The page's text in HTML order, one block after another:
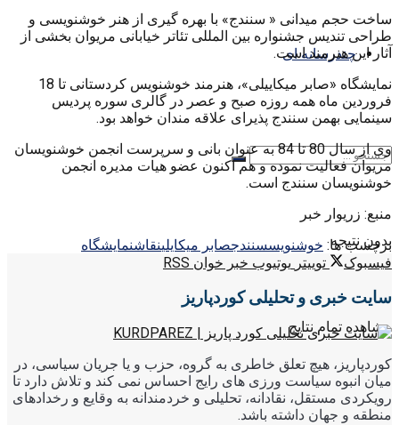
چندرسانه ای
بدون نتیجه
مشاهده تمام نتایج
ساخت حجم میدانی « سنندج» با بهره گیری از هنر خوشنویسی و
طراحی تندیس جشنواره بین المللی تئاتر خیابانی مریوان بخشی از
آثار این هنرمند است.
نمایشگاه «صابر میکاییلی»، هنرمند خوشنویس کردستانی تا 18
فروردین ماه همه روزه صبح و عصر در گالری سوره پردیس
سینمایی بهمن سنندج پذیرای علاقه مندان خواهد بود.
وی از سال 80 تا 84 به عنوان بانی و سرپرست انجمن خوشنویسان
مریوان فعالیت نموده و هم اکنون عضو هیات مدیره انجمن
خوشنویسان سنندج است.
منبع: زریوار خبر
برچسب ها: خوشنويسسنندجصابر ميكايلينقاشنمايشگاه
فیسبوک
توییتر یوتیوب خبر خوان RSS
سایت خبری و تحلیلی کوردپاریز
کوردپاریز، هیچ تعلق خاطری به گروه، حزب و یا جریان سیاسی، در
میان انبوه سیاست ورزی های رایج احساس نمی کند و تلاش دارد تا
رویکردی مستقل، نقادانه، تحلیلی و خردمندانه به وقایع و رخدادهای
منطقه و جهان داشته باشد.